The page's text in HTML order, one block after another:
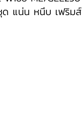
ด แน่น หนึบ เฟริมส์